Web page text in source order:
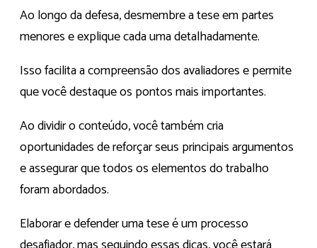
Ao longo da defesa, desmembre a tese em partes
menores e explique cada uma detalhadamente.
Isso facilita a compreensão dos avaliadores e permite
que você destaque os pontos mais importantes.
Ao dividir o conteúdo, você também cria
oportunidades de reforçar seus principais argumentos
e assegurar que todos os elementos do trabalho
foram abordados.
Elaborar e defender uma tese é um processo